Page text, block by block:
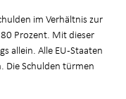
im Verhältnis zur
Prozent. Mit dieser
allein. Alle EU-Staaten
Die Schulden türmen